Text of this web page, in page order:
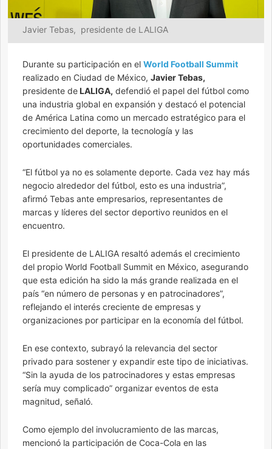
Javier Tebas, presidente de LALIGA
Durante su participación en el World Football Summit
realizado en Ciudad de México, Javier Tebas,
presidente deLALIGA, defendió el papel del fútbol como
una industria global en expansión y destacó el potencial
de América Latina como un mercado estratégico para el
crecimiento del deporte, la tecnología y las
oportunidades comerciales.
“El fútbol ya no es solamente deporte. Cada vez hay más
negocio alrededor del fútbol, esto es una industria”,
afirmó Tebas ante empresarios, representantes de
marcas y líderes del sector deportivo reunidos en el
encuentro.
El presidente de LALIGA resaltó además el crecimiento
del propio World Football Summit en México, asegurando
que esta edición ha sido la más grande realizada en el
país “en número de personas y en patrocinadores”,
reflejando el interés creciente de empresas y
organizaciones por participar en la economía del fútbol.
En ese contexto, subrayó la relevancia del sector
privado para sostener y expandir este tipo de iniciativas.
“Sin la ayuda de los patrocinadores y estas empresas
sería muy complicado” organizar eventos de esta
magnitud, señaló.
Como ejemplo del involucramiento de las marcas,
mencionó la participación de Coca-Cola en las